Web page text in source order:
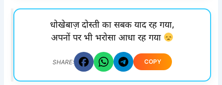
धोखेबाज़ दोस्ती का सबक याद रह गया,
अपनों पर भी भरोसा आधा रह गया
SHARE: COPY